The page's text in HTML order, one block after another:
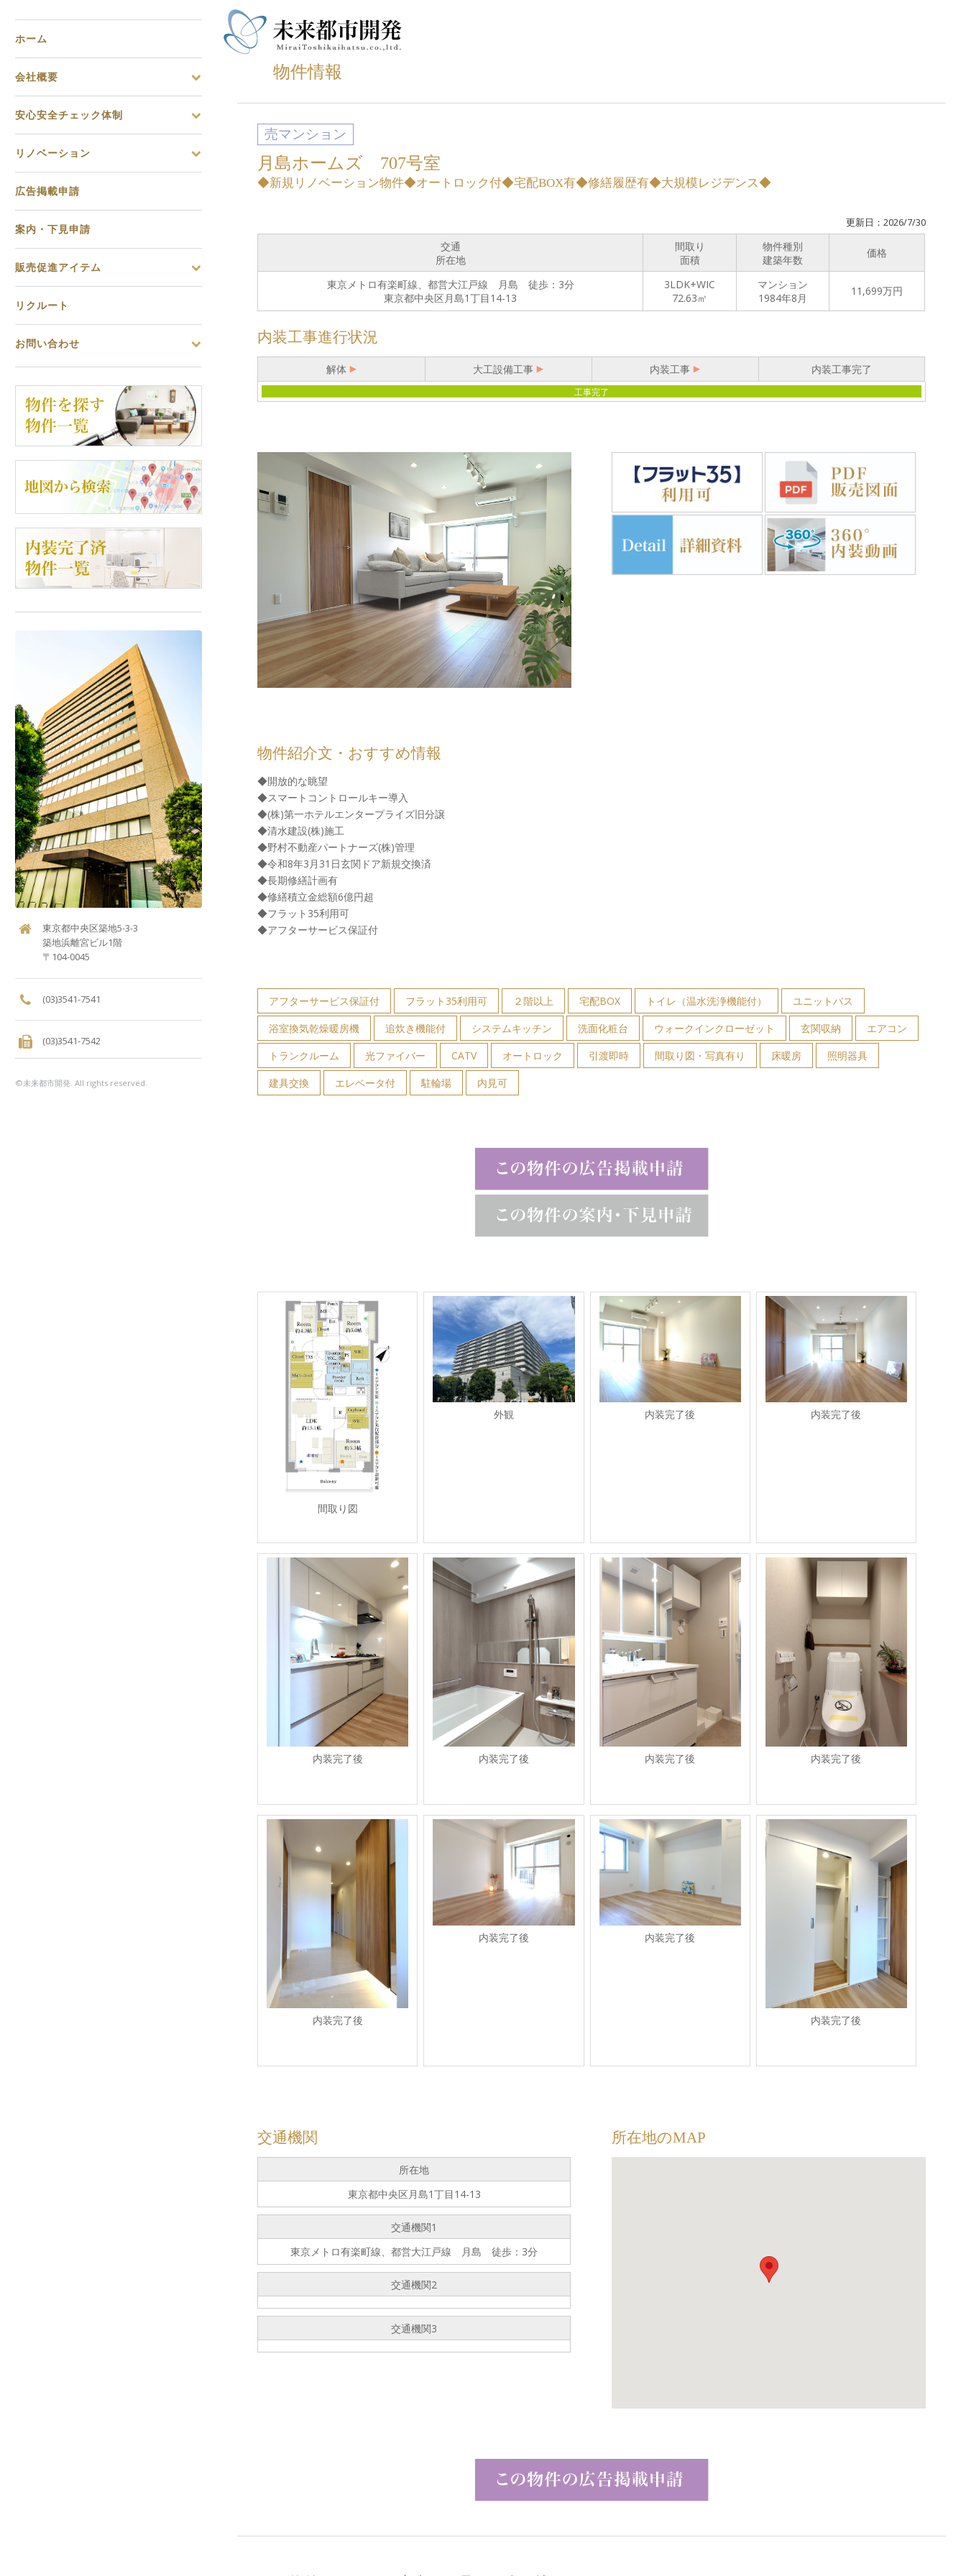
物件情報
売マンション
月島ホームズ 707号室
◆新規リノベーション物件◆オートロック付◆宅配BOX有◆修繕履歴有◆大規模レジデンス◆
更新日：2026/7/30
交通
所在地
間取り
面積
物件種別
建築年数
価格
東京メトロ有楽町線、都営大江戸線 月島 徒歩：3分
東京都中央区月島1丁目14-13
3LDK+WIC
72.63㎡
マンション
1984年8月
11,699万円
内装工事進行状況
解体 大工設備工事 内装工事 内装工事完了
工事完了
物件紹介文・おすすめ情報
◆開放的な眺望
◆スマートコントロールキー導入
◆(株)第一ホテルエンタープライズ旧分譲
◆清水建設(株)施工
◆野村不動産パートナーズ(株)管理
◆令和8年3月31日玄関ドア新規交換済
◆長期修繕計画有
◆修繕積立金総額6億円超
◆フラット35利用可
◆アフターサービス保証付
アフターサービス保証付 フラット35利用可 ２階以上 宅配BOX トイレ（温水洗浄機能付）
ユニットバス
浴室換気乾燥暖房機
追炊き機能付 システムキッチン 洗面化粧台 ウォークインクローゼット 玄関収納
エアコン
トランクルーム
光ファイバー CATV オートロック 引渡即時 間取り図・写真有り 床暖房
照明器具
建具交換
エレベータ付 駐輪場 内見可
間取り図
外観 内装完了後 内装完了後
内装完了後 内装完了後 内装完了後 内装完了後
内装完了後
内装完了後 内装完了後
内装完了後
交通機関
所在地
東京都中央区月島1丁目14-13
交通機関1
東京メトロ有楽町線、都営大江戸線 月島 徒歩：3分
交通機関2
交通機関3
所在地のMAP
ホーム
会社概要
安心安全チェック体制
リノベーション
広告掲載申請
案内・下見申請
販売促進アイテム
リクルート
お問い合わせ
東京都中央区築地5-3-3
築地浜離宮ビル1階
〒104-0045
(03)3541-7541
(03)3541-7542
©未来都市開発. All rights reserved.